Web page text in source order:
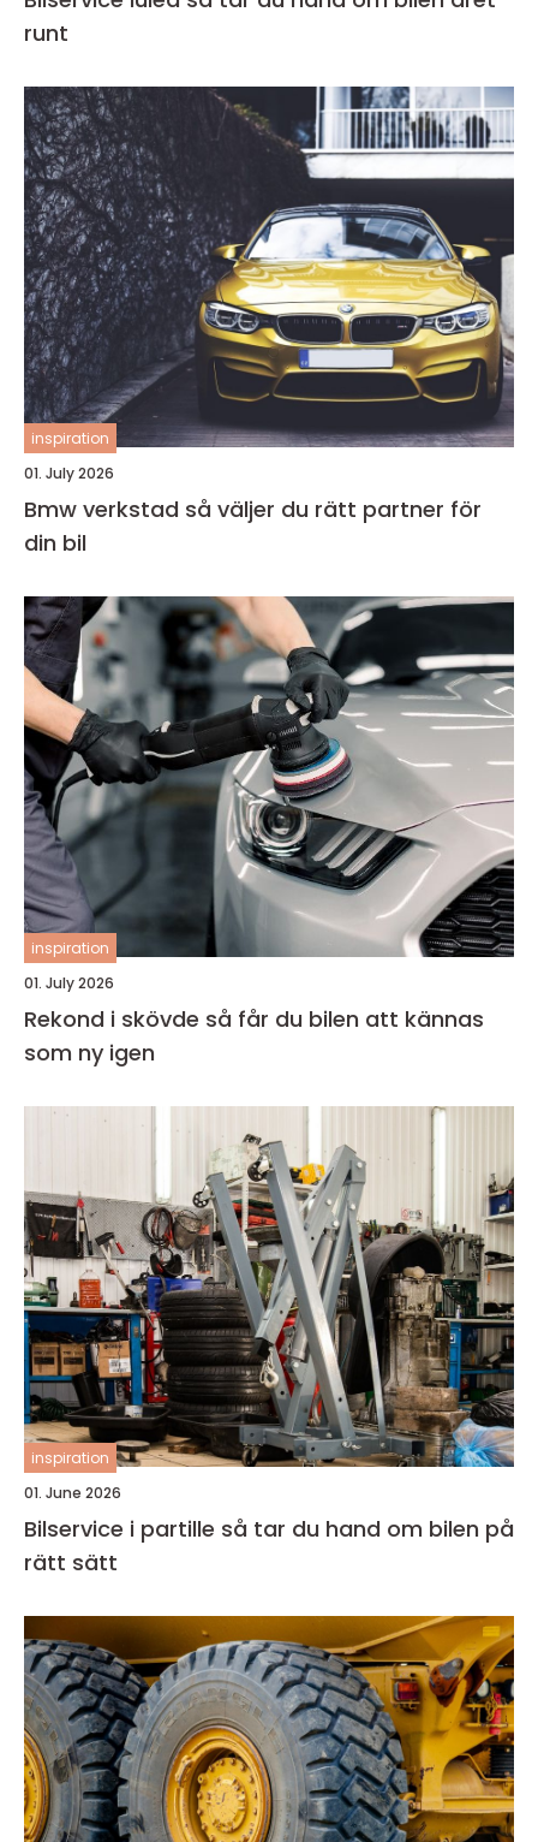
runt
inspiration
01. July 2026
Bmw verkstad så väljer du rätt partner för
din bil
inspiration
01. July 2026
Rekond i skövde så får du bilen att kännas
som ny igen
inspiration
01. June 2026
Bilservice i partille så tar du hand om bilen på
rätt sätt